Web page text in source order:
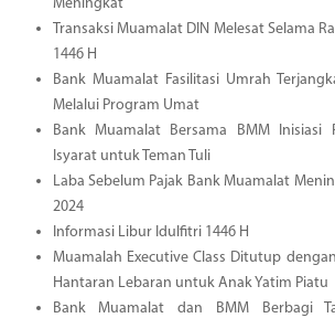
Meningkat
Transaksi Muamalat DIN Melesat Selama
1446 H
Bank Muamalat Fasilitasi Umrah
Melalui Program Umat
Bank Muamalat Bersama BMM Inisiasi
Isyarat untuk Teman Tuli
Laba Sebelum Pajak Bank Muamalat
2024
Informasi Libur Idulfitri 1446 H
Muamalah Executive Class Ditutup
Hantaran Lebaran untuk Anak Yatim Piatu
Bank Muamalat dan BMM Berbagi